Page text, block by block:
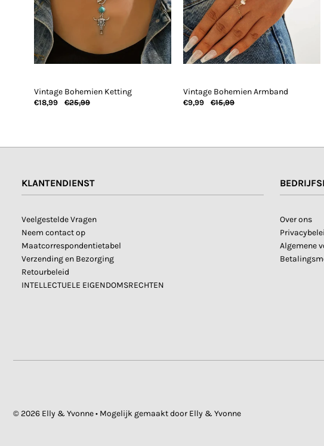
Vintage Bohemien Ketting
€18,99 €25,99
Vintage Bohemien Armband
€9,99 €15,99
KLANTENDIENST
Veelgestelde Vragen
Neem contact op
Maatcorrespondentietabel
Verzending en Bezorging
Retourbeleid
INTELLECTUELE EIGENDOMSRECHTEN
Over ons
Algemene
© 2026 Elly & Yvonne• Mogelijk gemaakt door Elly & Yvonne